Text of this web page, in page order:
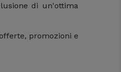
di un'ottima
promozioni e